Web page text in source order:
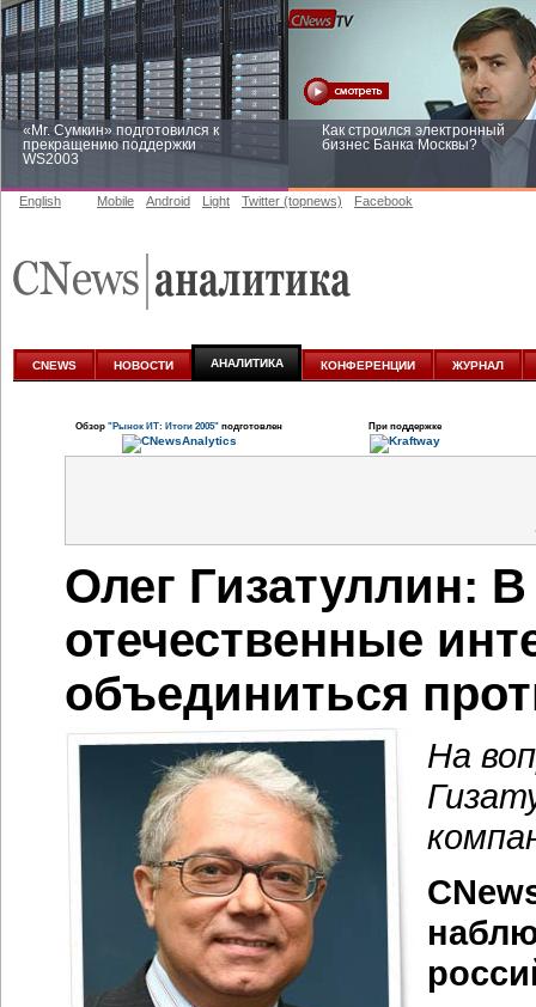
«Mr. Сумкин» подготовился к
прекращению поддержки
WS2003
Как строился электронный
бизнес Банка Москвы?
аналитике
English Mobile Android Light Twitter (topnews) Facebook
CNEWS НОВОСТИ АНАЛИТИКА КОНФЕРЕНЦИИ ЖУРНАЛ
Обзор "Рынок ИТ: Итоги 2005" подготовлен При поддержке
Олег Гизатуллин:
отечественные
объединиться
На